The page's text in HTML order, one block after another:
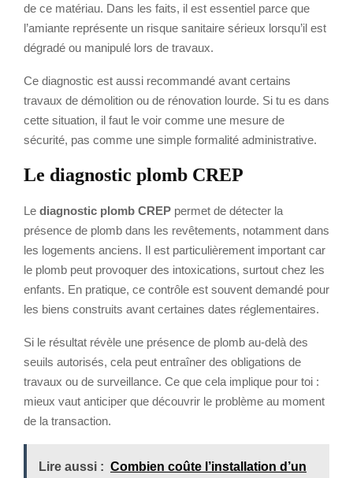
de ce matériau. Dans les faits, il est essentiel parce que
l’amiante représente un risque sanitaire sérieux lorsqu’il est
dégradé ou manipulé lors de travaux.
Ce diagnostic est aussi recommandé avant certains
travaux de démolition ou de rénovation lourde. Si tu es dans
cette situation, il faut le voir comme une mesure de
sécurité, pas comme une simple formalité administrative.
Le diagnostic plomb CREP
Le diagnostic plomb CREP permet de détecter la
présence de plomb dans les revêtements, notamment dans
les logements anciens. Il est particulièrement important car
le plomb peut provoquer des intoxications, surtout chez les
enfants. En pratique, ce contrôle est souvent demandé pour
les biens construits avant certaines dates réglementaires.
Si le résultat révèle une présence de plomb au-delà des
seuils autorisés, cela peut entraîner des obligations de
travaux ou de surveillance. Ce que cela implique pour toi :
mieux vaut anticiper que découvrir le problème au moment
de la transaction.
Lire aussi : Combien coûte l’installation d’un